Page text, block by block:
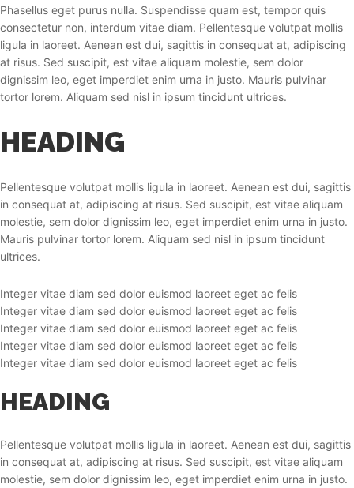
Phasellus eget purus nulla. Suspendisse quam est, tempor quis
consectetur non, interdum vitae diam. Pellentesque volutpat mollis
ligula in laoreet. Aenean est dui, sagittis in consequat at, adipiscing
at risus. Sed suscipit, est vitae aliquam molestie, sem dolor
dignissim leo, eget imperdiet enim urna in justo. Mauris pulvinar
tortor lorem. Aliquam sed nisl in ipsum tincidunt ultrices.
HEADING
Pellentesque volutpat mollis ligula in laoreet. Aenean est dui, sagittis
in consequat at, adipiscing at risus. Sed suscipit, est vitae aliquam
molestie, sem dolor dignissim leo, eget imperdiet enim urna in justo.
Mauris pulvinar tortor lorem. Aliquam sed nisl in ipsum tincidunt
ultrices.
Integer vitae diam sed dolor euismod laoreet eget ac felis
Integer vitae diam sed dolor euismod laoreet eget ac felis
Integer vitae diam sed dolor euismod laoreet eget ac felis
Integer vitae diam sed dolor euismod laoreet eget ac felis
Integer vitae diam sed dolor euismod laoreet eget ac felis
HEADING
Pellentesque volutpat mollis ligula in laoreet. Aenean est dui, sagittis
in consequat at, adipiscing at risus. Sed suscipit, est vitae aliquam
molestie, sem dolor dignissim leo, eget imperdiet enim urna in justo.